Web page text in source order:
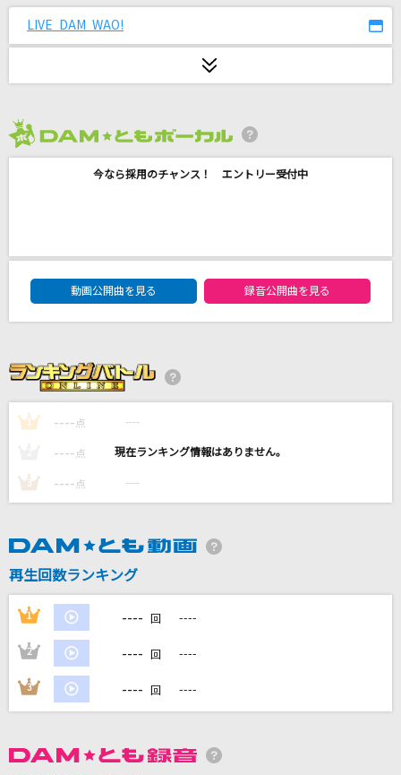
愛の唄
[生音]ハッピーエンド
CHiCO with HoneyWorks
裸足の女神(LIVE Ver.)
安全地帯
[生音]言って。
[生音]栞
Mr.Children
カラオケ最新情報をチェック！
LIVE DAM WAO!
今なら採用のチャンス！ エントリー受付中
DAM★ともボーカルエントリーランキング
動画公開曲を見る
録音公開曲を見る
1 ---- 点 ----
---- 点 ----
3 ---- 点 ----
再生回数ランキング
1 ---- 回 ----
2 ---- 回 ----
3 ---- 回 ----